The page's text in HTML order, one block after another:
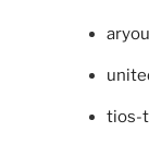
tios-